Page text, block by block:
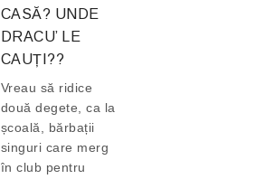
CASĂ? UNDE
DRACU’ LE
CAUȚI??
Vreau să ridice
două degete, ca la
școală, bărbații
singuri care merg
în club pentru